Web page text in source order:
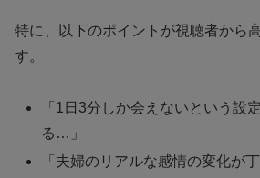
特に、以下のポイントが視聴者から
す。
「1日3分しか会えないという設
る…」
「夫婦のリアルな感情の変化が